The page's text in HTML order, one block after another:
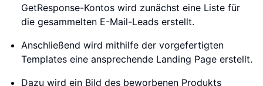
GetResponse-Kontos wird zunächst eine Liste für
die gesammelten E-Mail-Leads erstellt.
Anschließend wird mithilfe der vorgefertigten
Templates eine ansprechende Landing Page erstellt.
Dazu wird ein Bild des beworbenen Produkts